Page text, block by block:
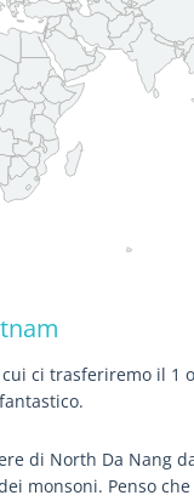
ci trasferiremo il 1
di North Da Nang
monsoni. Penso